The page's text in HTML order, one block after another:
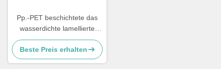
Pp.-PET beschichtete das
wasserdichte lamellierte
nichtgewebte Gewebe
40gsm nicht giftig für
Isolierungs-Kleider
Beste Preis erhalten